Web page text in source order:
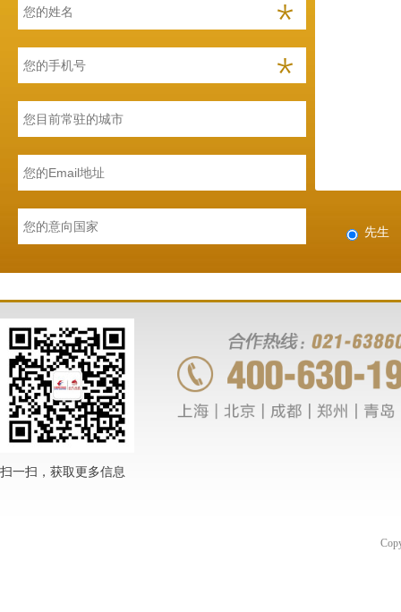
先生
扫一扫，获取更多信息